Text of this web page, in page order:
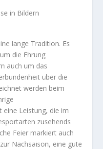
lange Tradition. Es
die Ehrung
auch um das
über die
werden beim
eine Leistung, die im
zusehends
Feier markiert auch
Nachsaison, eine gute